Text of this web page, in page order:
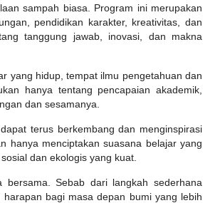
sampah biasa. Program ini merupakan
pendidikan karakter, kreativitas, dan
tanggung jawab, inovasi, dan makna
yang hidup, tempat ilmu pengetahuan dan
hanya tentang pencapaian akademik,
dan sesamanya.
terus berkembang dan menginspirasi
hanya menciptakan suasana belajar yang
dan ekologis yang kuat.
bersama. Sebab dari langkah sederhana
bagi masa depan bumi yang lebih